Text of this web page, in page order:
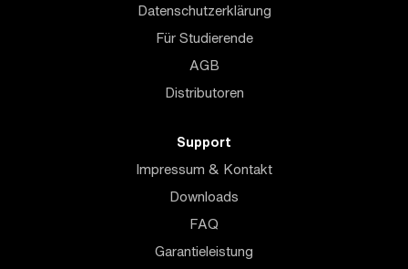
Datenschutzerklärung
Für Studierende
AGB
Distributoren
Support
Impressum & Kontakt
Downloads
FAQ
Garantieleistung